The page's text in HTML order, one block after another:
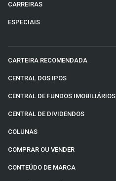
CARREIRAS
ESPECIAIS
CARTEIRA RECOMENDADA
CENTRAL DOS IPOS
CENTRAL DE FUNDOS IMOBILIÁRIOS
CENTRAL DE DIVIDENDOS
COLUNAS
COMPRAR OU VENDER
CONTEÚDO DE MARCA